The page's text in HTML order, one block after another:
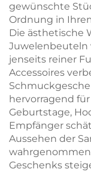
gewünschte
Ordnung in
Die ästhetische
Juwelenbeuteln
jenseits reiner
Accessoires
hervorragend
Geburtstage,
Empfänger
Aussehen der
Geschenks